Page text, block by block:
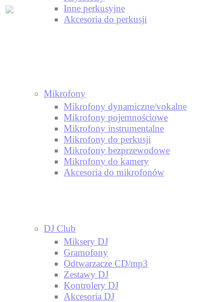
Inne perkusyjne
Akcesoria do perkusji
Mikrofony
Mikrofony dynamiczne/vokalne
Mikrofony pojemnościowe
Mikrofony instrumentalne
Mikrofony do perkusji
Mikrofony bezprzewodowe
Mikrofony do kamery
Akcesoria do mikrofonów
DJ Club
Miksery DJ
Gramofony
Odtwarzacze CD/mp3
Zestawy DJ
Kontrolery DJ
Akcesoria DJ